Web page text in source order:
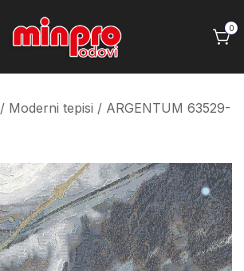
Minpro podovi
0
/ Moderni tepisi / ARGENTUM 63529-